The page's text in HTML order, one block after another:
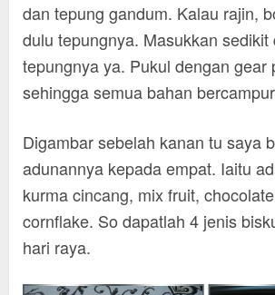
dan tepung gandum. Kalau rajin,
dulu tepungnya. Masukkan sedikit
tepungnya ya. Pukul dengan gear
sehingga semua bahan
Digambar sebelah kanan tu saya
adunannya kepada empat. Iaitu
kurma cincang, mix fruit,
cornflake. So dapatlah 4 jenis
hari raya.